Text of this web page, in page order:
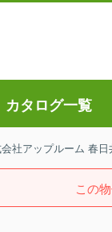
カタログ一覧
社アップルーム 春日
この